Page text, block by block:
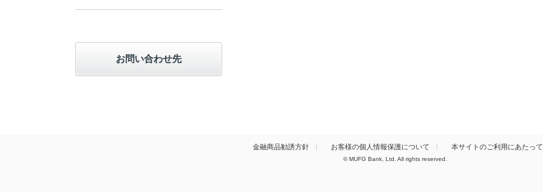
お問い合わせ先
金融商品勧誘方針 お客様の個人情報保護について 本サイトのご利用にあたって
© MUFG Bank, Ltd. All rights reserved.